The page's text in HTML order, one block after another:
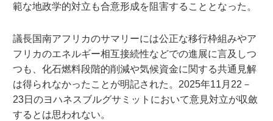
範な地政学的対立も合意形成を阻害することとなった。
議長国南アフリカのサマリーには公正な移行枠組みやア
フリカのエネルギー相互接続性などでの進展に言及しつ
つも、化石燃料段階的削減や気候資金に関する共通見解
は得られなかったことが明記された。2025年11月22－
23日のヨハネスブルグサミットにおいて意見対立が収斂
するとは思われない。